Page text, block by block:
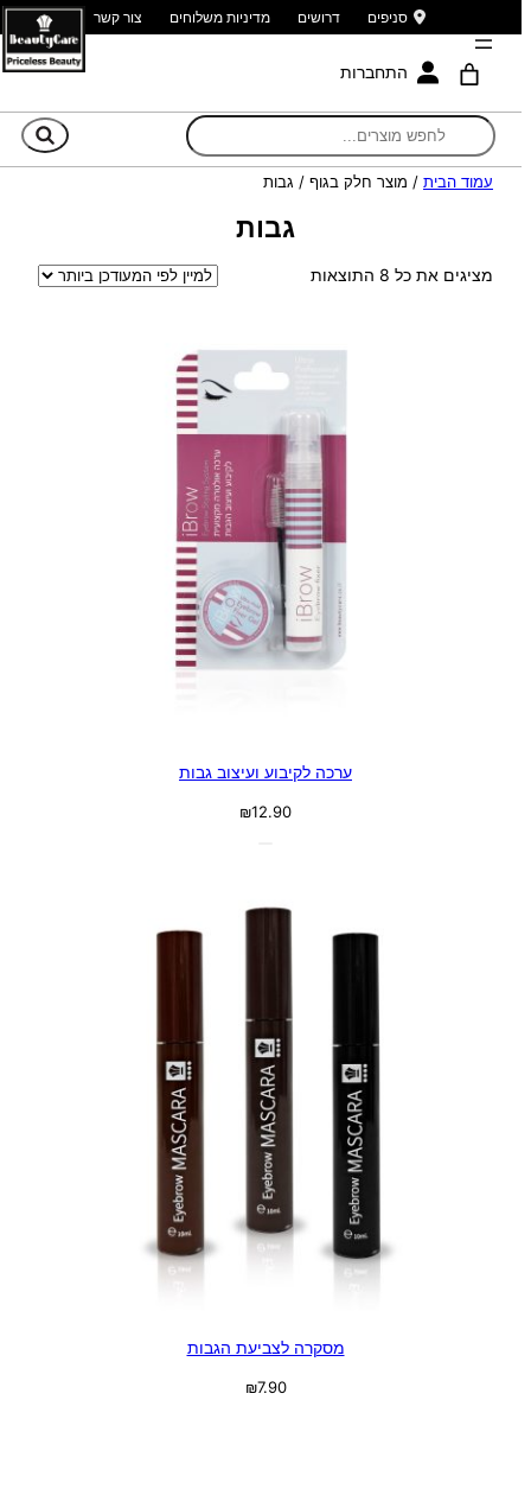
סניפים דרושים מדיניות משלוחים צור קשר
התחברות
עמוד הבית / מוצר חלק בגוף / גבות
גבות
מציגים את כל ⁦8⁩ התוצאות
ממוין
העדכני
ביותר
ערכה לקיבוע ועיצוב גבות
₪12.90
מסקרה לצביעת הגבות
₪7.90